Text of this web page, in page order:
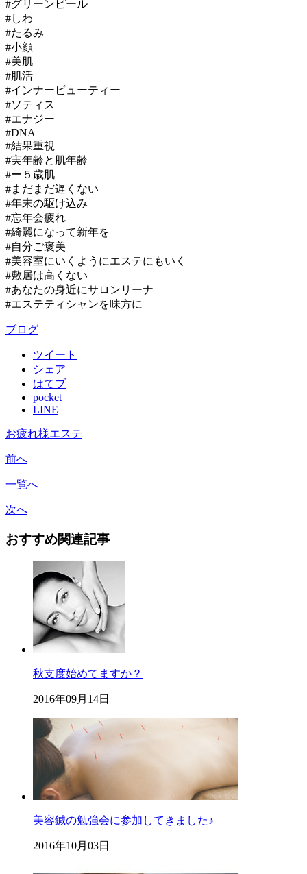
#グリーンピール
#しわ
#たるみ
#小顔
#美肌
#肌活
#インナービューティー
#ソティス
#エナジー
#DNA
#結果重視
#実年齢と肌年齢
#ー５歳肌
#まだまだ遅くない
#年末の駆け込み
#忘年会疲れ
#綺麗になって新年を
#自分ご褒美
#美容室にいくようにエステにもいく
#敷居は高くない
#あなたの身近にサロンリーナ
#エステティシャンを味方に
ブログ
ツイート
シェア
はてブ
pocket
LINE
お疲れ様エステ
前へ
一覧へ
次へ
おすすめ関連記事
秋支度始めてますか？
2016年09月14日
美容鍼の勉強会に参加してきました♪
2016年10月03日